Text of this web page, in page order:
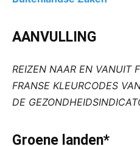
AANVULLING
REIZEN NAAR EN VANUIT
FRANSE KLEURCODES
DE
Groene landen*